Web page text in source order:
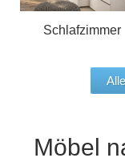
Schlafzimmer
Möbel